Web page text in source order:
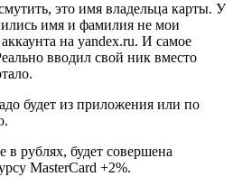
это имя владельца карты. У
имя и фамилия не мои
на yandex.ru. И самое
вводил свой ник вместо
будет из приложения или по
в рублях, будет совершена
MasterCard +2%.